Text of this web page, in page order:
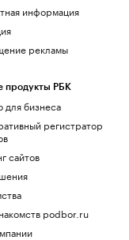
информация
рекламы
продукты РБК
для бизнеса
регистратор
сайтов
podbor.ru